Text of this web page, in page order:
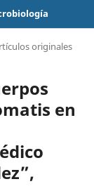
originales
en